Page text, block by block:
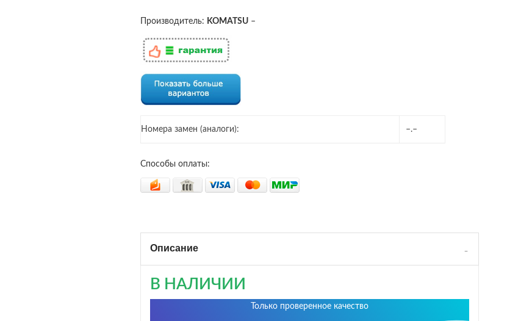
Производитель: KOMATSU –
Номера замен (аналоги): –.–
Способы оплаты:
Описание
В НАЛИЧИИ
Только проверенное качество